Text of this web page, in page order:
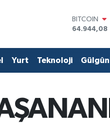
DOLAR
47,7436
55,2510
STERLİN
BİST100
13.779
%-
Yurt Teknoloji Gülgûn